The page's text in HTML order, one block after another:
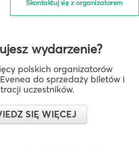
Skontaktuj się z organizatorem
wydarzenie?
polskich organizatorów
do sprzedaży biletów i
uczestników.
SIĘ WIĘCEJ